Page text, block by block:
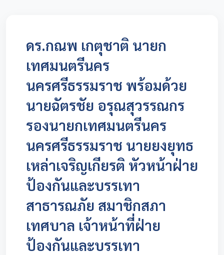
ดร.กณพ เกตุชาติ นายก
เทศมนตรีนคร
นครศรีธรรมราช พร้อมด้วย
นายฉัตรชัย อรุณสุวรรณกร
รองนายกเทศมนตรีนคร
นครศรีธรรมราช นายยงยุทธ
เหล่าเจริญเกียรติ หัวหน้าฝ่าย
ป้องกันและบรรเทา
สาธารณภัย สมาชิกสภา
เทศบาล เจ้าหน้าที่ฝ่าย
ป้องกันและบรรเทา